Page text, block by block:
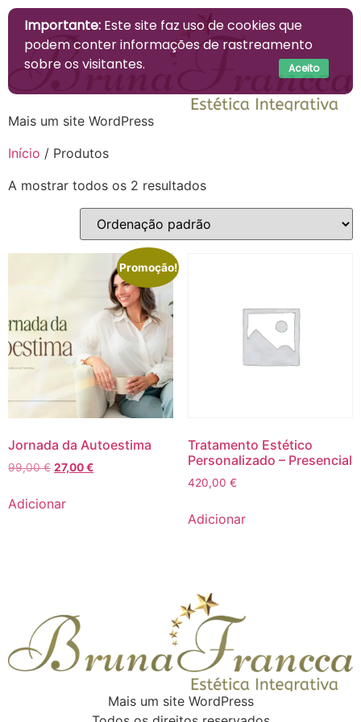
Mais um site WordPress
Início / Produtos
A mostrar todos os 2 resultados
Promoção!
Jornada da Autoestima
99,00€ 27,00€
Adicionar
Tratamento Estético
Personalizado – Presencial
420,00 €
Adicionar
Mais um site WordPress
Importante: Este site faz uso de cookies que
podem conter informações de rastreamento
sobre os visitantes.
Aceito